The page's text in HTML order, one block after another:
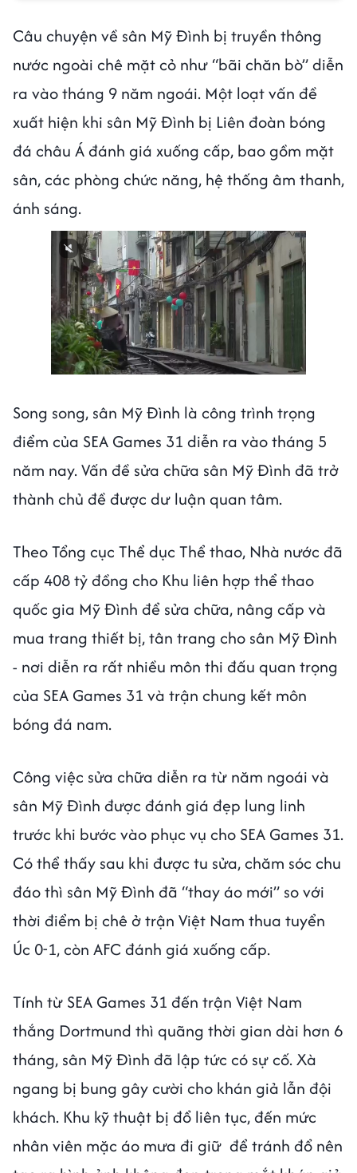
Câu chuyện về sân Mỹ Đình bị truyền thông
nước ngoài chê mặt cỏ như “bãi chăn bò” diễn
ra vào tháng 9 năm ngoái. Một loạt vấn đề
xuất hiện khi sân Mỹ Đình bị Liên đoàn bóng
đá châu Á đánh giá xuống cấp, bao gồm mặt
sân, các phòng chức năng, hệ thống âm thanh,
ánh sáng.
Song song, sân Mỹ Đình là công trình trọng
điểm của SEA Games 31 diễn ra vào tháng 5
năm nay. Vấn đề sửa chữa sân Mỹ Đình đã trở
thành chủ đề được dư luận quan tâm.
Theo Tổng cục Thể dục Thể thao, Nhà nước đã
cấp 408 tỷ đồng cho Khu liên hợp thể thao
quốc gia Mỹ Đình để sửa chữa, nâng cấp và
mua trang thiết bị, tân trang cho sân Mỹ Đình
- nơi diễn ra rất nhiều môn thi đấu quan trọng
của SEA Games 31 và trận chung kết môn
bóng đá nam.
Công việc sửa chữa diễn ra từ năm ngoái và
sân Mỹ Đình được đánh giá đẹp lung linh
trước khi bước vào phục vụ cho SEA Games 31.
Có thể thấy sau khi được tu sửa, chăm sóc chu
đáo thì sân Mỹ Đình đã “thay áo mới” so với
thời điểm bị chê ở trận Việt Nam thua tuyển
Úc 0-1, còn AFC đánh giá xuống cấp.
Tính từ SEA Games 31 đến trận Việt Nam
thắng Dortmund thì quãng thời gian dài hơn 6
tháng, sân Mỹ Đình đã lập tức có sự cố. Xà
ngang bị bung gây cười cho khán giả lẫn đội
khách. Khu kỹ thuật bị đổ liên tục, đến mức
nhân viên mặc áo mưa đi giữ để tránh đổ nên